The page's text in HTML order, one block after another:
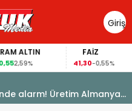
Giriş
Yap
ALTIN
2,59%
FAİZ
41,30-0,55%
alarm! Üretim Almanya